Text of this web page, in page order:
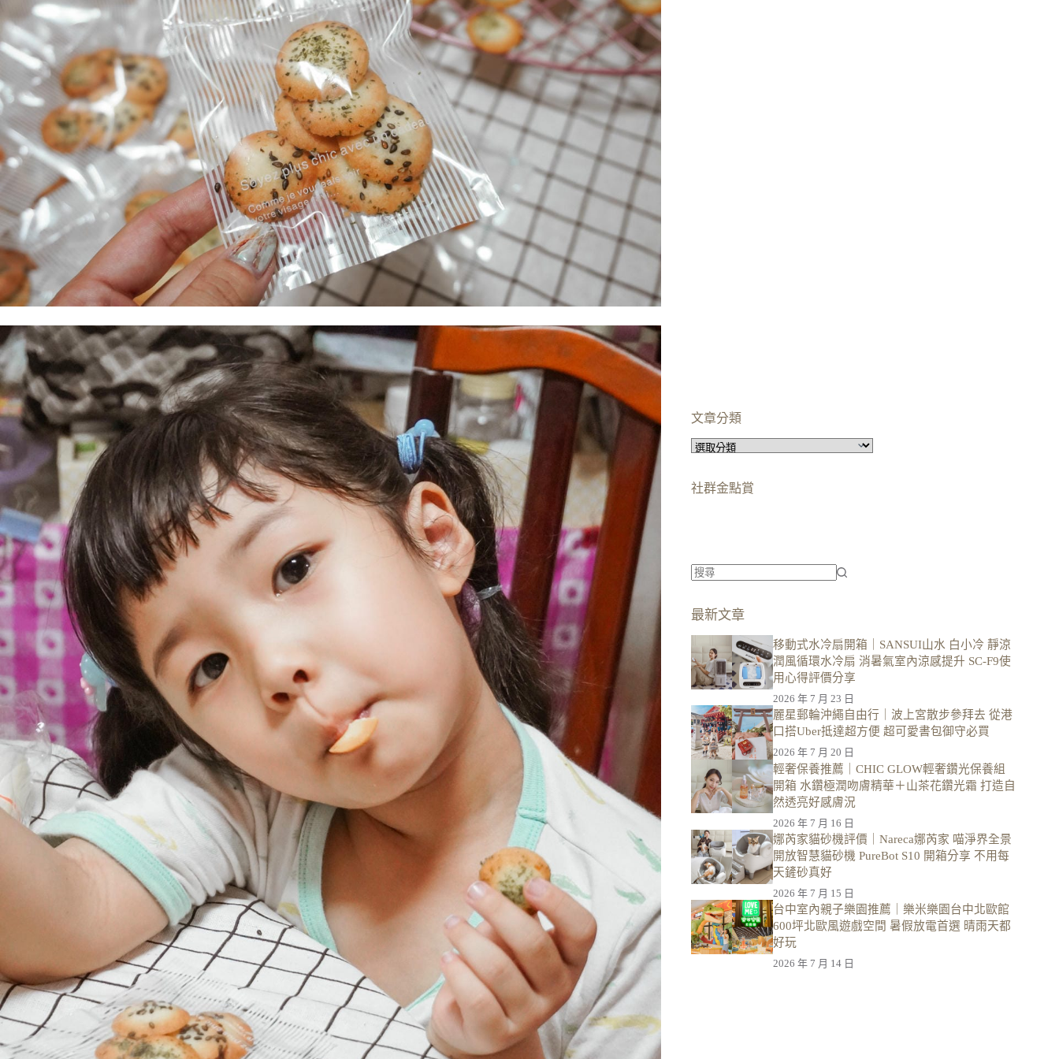
文章分類
文
分
類
社群金點賞
不
符
合
條
件
的
結
果
最新文章
移動式水冷扇開箱｜SANSUI山水 白小冷 靜涼
潤風循環水冷扇 消暑氣室內涼感提升 SC-F9使
用心得評價分享
2026 年 7 月 23 日
麗星郵輪沖繩自由行｜波上宮散步參拜去 從港
口搭Uber抵達超方便 超可愛書包御守必買
2026 年 7 月 20 日
輕奢保養推薦｜CHIC GLOW輕奢鑽光保養組
開箱 水鑽極潤吻膚精華＋山茶花鑽光霜 打造自
然透亮好感膚況
2026 年 7 月 16 日
娜芮家貓砂機評價｜Nareca娜芮家 喵淨界全景
開放智慧貓砂機 PureBot S10 開箱分享 不用每
天鏟砂真好
2026 年 7 月 15 日
台中室內親子樂園推薦｜樂米樂園台中北歐館
600坪北歐風遊戲空間 暑假放電首選 晴雨天都
好玩
2026 年 7 月 14 日